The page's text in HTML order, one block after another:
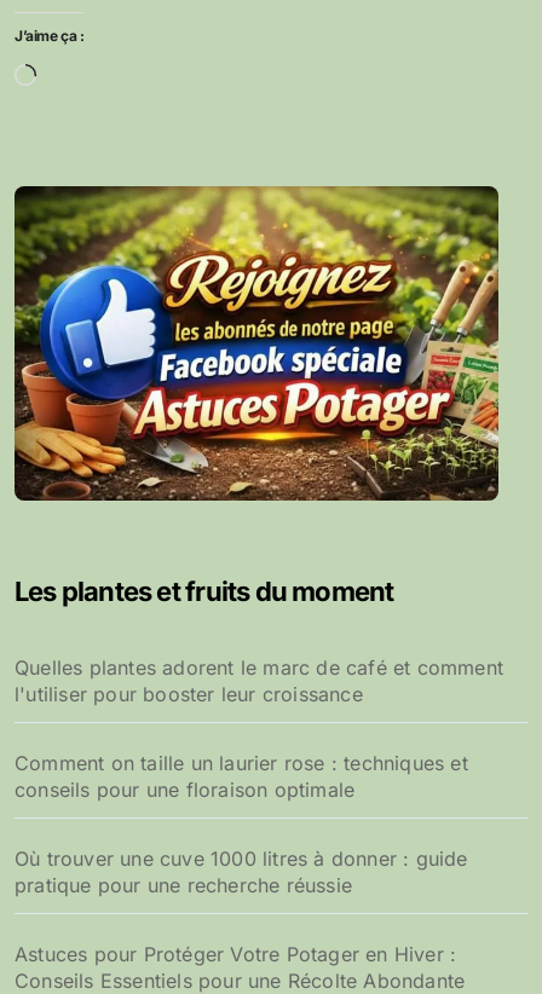
J’aime ça :
Chargement…
Les plantes et fruits du moment
Quelles plantes adorent le marc de café et comment
l'utiliser pour booster leur croissance
Comment on taille un laurier rose : techniques et
conseils pour une floraison optimale
Où trouver une cuve 1000 litres à donner : guide
pratique pour une recherche réussie
Astuces pour Protéger Votre Potager en Hiver :
Conseils Essentiels pour une Récolte Abondante